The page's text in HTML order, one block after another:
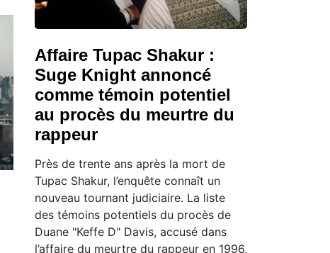
Affaire Tupac Shakur :
Suge Knight annoncé
comme témoin potentiel
au procès du meurtre du
rappeur
Près de trente ans après la mort de
Tupac Shakur, l’enquête connaît un
nouveau tournant judiciaire. La liste
des témoins potentiels du procès de
Duane "Keffe D" Davis, accusé dans
l’affaire du meurtre du rappeur en 1996,